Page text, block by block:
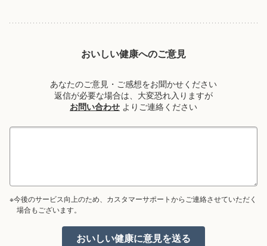
おいしい健康へのご意見
あなたのご意見・ご感想をお聞かせください
返信が必要な場合は、大変恐れ入りますが
お問い合わせ よりご連絡ください
※今後のサービス向上のため、カスタマーサポートからご連絡させていただく
場合もございます。